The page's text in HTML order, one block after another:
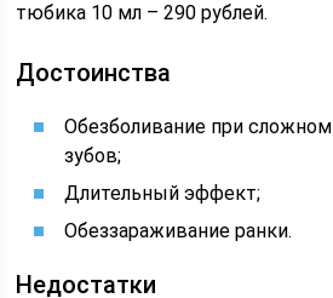
тюбика 10 мл – 290 рублей.
Достоинства
Обезболивание при
зубов;
Длительный эффект;
Обеззараживание ранки.
Недостатки